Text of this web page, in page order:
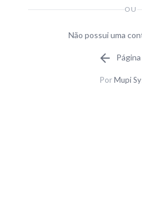
OU
Não possui uma
PorMupi